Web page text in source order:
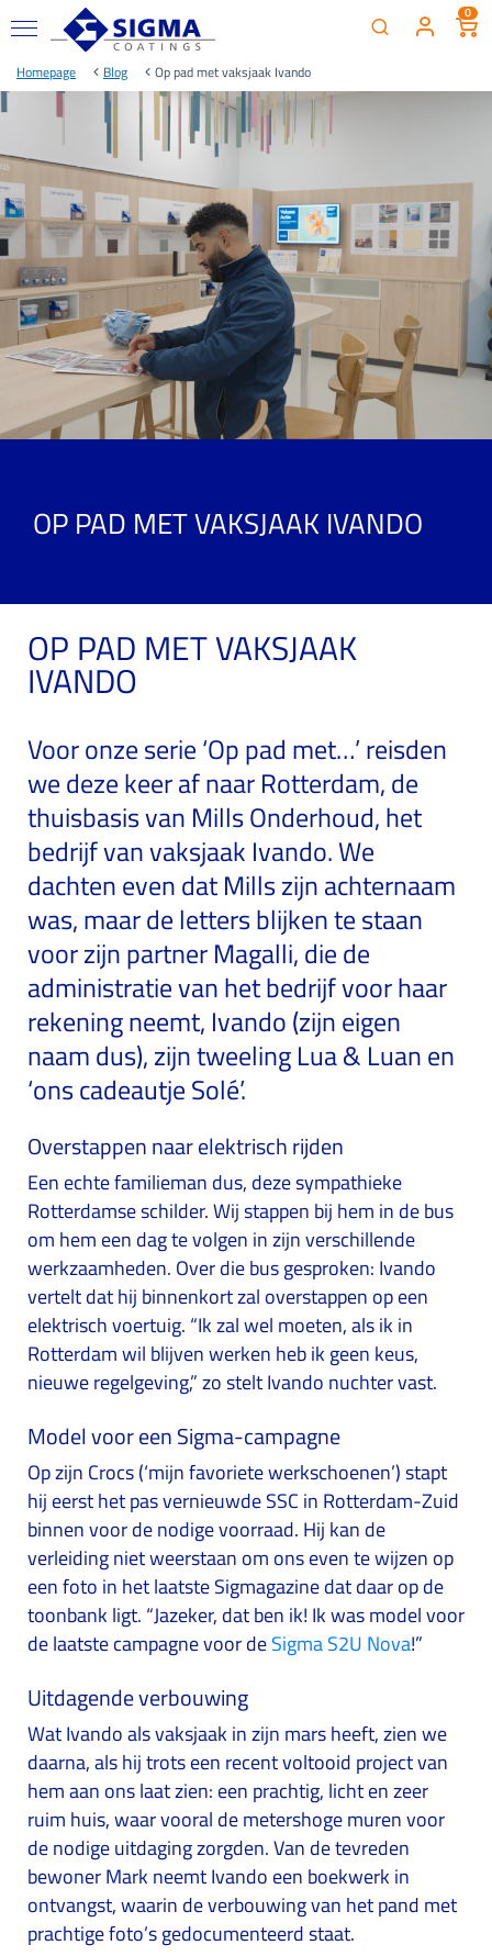
0
Homepage Blog Op pad met vaksjaak Ivando
OP PAD MET VAKSJAAK IVANDO
OP PAD MET VAKSJAAK
IVANDO
Voor onze serie ‘Op pad met…’ reisden
we deze keer af naar Rotterdam, de
thuisbasis van Mills Onderhoud, het
bedrijf van vaksjaak Ivando. We
dachten even dat Mills zijn achternaam
was, maar de letters blijken te staan
voor zijn partner Magalli, die de
administratie van het bedrijf voor haar
rekening neemt, Ivando (zijn eigen
naam dus), zijn tweeling Lua & Luan en
‘ons cadeautje Solé’.
Overstappen naar elektrisch rijden
Een echte familieman dus, deze sympathieke
Rotterdamse schilder. Wij stappen bij hem in de bus
om hem een dag te volgen in zijn verschillende
werkzaamheden. Over die bus gesproken: Ivando
vertelt dat hij binnenkort zal overstappen op een
elektrisch voertuig. “Ik zal wel moeten, als ik in
Rotterdam wil blijven werken heb ik geen keus,
nieuwe regelgeving,” zo stelt Ivando nuchter vast.
Model voor een Sigma-campagne
Op zijn Crocs (‘mijn favoriete werkschoenen’) stapt
hij eerst het pas vernieuwde SSC in Rotterdam-Zuid
binnen voor de nodige voorraad. Hij kan de
verleiding niet weerstaan om ons even te wijzen op
een foto in het laatste Sigmagazine dat daar op de
toonbank ligt. “Jazeker, dat ben ik! Ik was model voor
de laatste campagne voor deSigma S2U Nova!”
Uitdagende verbouwing
Wat Ivando als vaksjaak in zijn mars heeft, zien we
daarna, als hij trots een recent voltooid project van
hem aan ons laat zien: een prachtig, licht en zeer
ruim huis, waar vooral de metershoge muren voor
de nodige uitdaging zorgden. Van de tevreden
bewoner Mark neemt Ivando een boekwerk in
ontvangst, waarin de verbouwing van het pand met
prachtige foto’s gedocumenteerd staat.